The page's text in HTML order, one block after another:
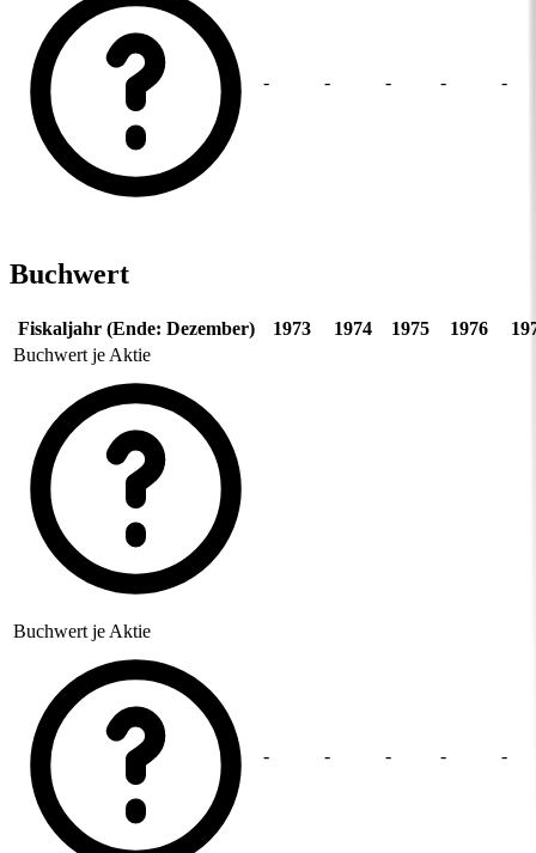
- - - - -
Buchwert
Fiskaljahr (Ende: Dezember) 1973 1974 1975 1976
Buchwert je Aktie
Buchwert je Aktie
- - - - -